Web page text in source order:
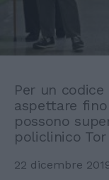
Per un
aspettare
possono
policlinico Tor
22 dicembre